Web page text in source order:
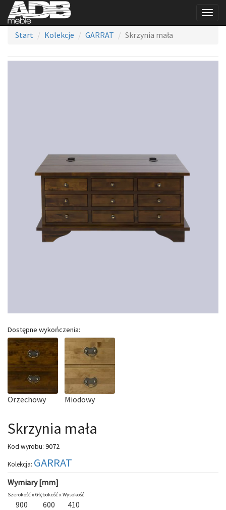
Start
Kolekcje GARRAT Skrzynia mała
Dostępne wykończenia:
Orzechowy Miodowy
Skrzynia mała
Kod wyrobu: 9072
Kolekcja: GARRAT
Wymiary [mm]
Szerokość xGłębokość xWysokość
900 600
410